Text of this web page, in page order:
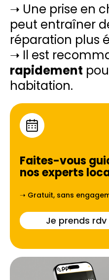
➝ Une prise en
peut entraîner
réparation plus
➝ Il est
rapidement
habitation.
Faites-vous
nos experts
➝ Gratuit, sans
Je prends rdv